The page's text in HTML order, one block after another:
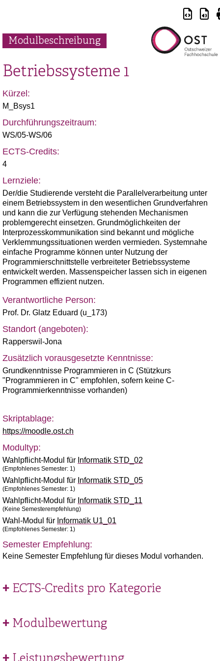
Modulbeschreibung
Betriebssysteme 1
Kürzel:
M_Bsys1
Durchführungszeitraum:
WS/05-WS/06
ECTS-Credits:
4
Lernziele:
Der/die Studierende versteht die Parallelverarbeitung unter
einem Betriebssystem in den wesentlichen Grundverfahren
und kann die zur Verfügung stehenden Mechanismen
problemgerecht einsetzen. Grundmöglichkeiten der
Interprozesskommunikation sind bekannt und mögliche
Verklemmungssituationen werden vermieden. Systemnahe
einfache Programme können unter Nutzung der
Programmierschnittstelle verbreiteter Betriebssysteme
entwickelt werden. Massenspeicher lassen sich in eigenen
Programmen effizient nutzen.
Verantwortliche Person:
Prof. Dr. Glatz Eduard (u_173)
Standort (angeboten):
Rapperswil-Jona
Zusätzlich vorausgesetzte Kenntnisse:
Grundkenntnisse Programmieren in C (Stützkurs
"Programmieren in C" empfohlen, sofern keine C-
Programmierkenntnisse vorhanden)
Skriptablage:
https://moodle.ost.ch
Modultyp:
Wahlpflicht-Modul für Informatik STD_02
(Empfohlenes Semester: 1)
Wahlpflicht-Modul für Informatik STD_05
(Empfohlenes Semester: 1)
Wahlpflicht-Modul für Informatik STD_11
(Keine Semesterempfehlung)
Wahl-Modul für Informatik U1_01
(Empfohlenes Semester: 1)
Semester Empfehlung:
Keine Semester Empfehlung für dieses Modul vorhanden.
ECTS-Credits pro Kategorie
Modulbewertung
Leistungsbewertung